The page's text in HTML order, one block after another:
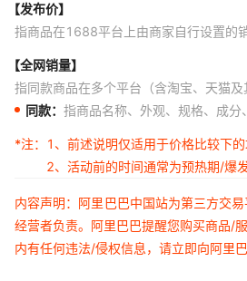
【发布价】
指商品在1688平台上由商家自行设置的
【全网销量】
指同款商品在多个平台（含淘宝、天猫
同款： 指商品名称、外观、规格、成分
*注：
1、前述说明仅适用于价格比较下的
2、活动前的时间通常为预热期/爆
内容声明：阿里巴巴中国站为第三方交
经营者负责。阿里巴巴提醒您购买商品/
内有任何违法/侵权信息，请立即向阿里